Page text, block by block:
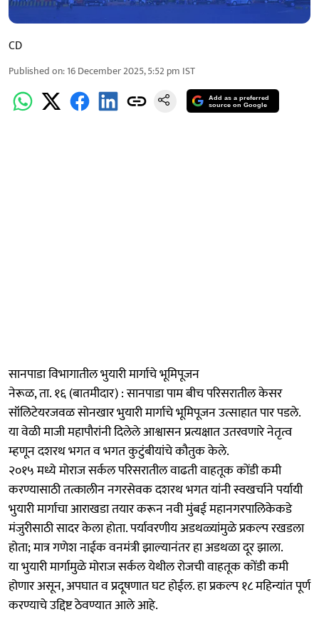
CD
Published on:16 December 2025, 5:52 pm IST
Add as a preferred
source on Google
सानपाडा विभागातील भुयारी मार्गाचे भूमिपूजन
नेरूळ, ता. १६ (बातमीदार) : सानपाडा पाम बीच परिसरातील केसर
सॉलिटेयरजवळ सोनखार भुयारी मार्गाचे भूमिपूजन उत्साहात पार पडले.
या वेळी माजी महापौरांनी दिलेले आश्वासन प्रत्यक्षात उतरवणारे नेतृत्व
म्हणून दशरथ भगत व भगत कुटुंबीयांचे कौतुक केले.
२०१५ मध्ये मोराज सर्कल परिसरातील वाढती वाहतूक कोंडी कमी
करण्यासाठी तत्कालीन नगरसेवक दशरथ भगत यांनी स्वखर्चाने पर्यायी
भुयारी मार्गाचा आराखडा तयार करून नवी मुंबई महानगरपालिकेकडे
मंजुरीसाठी सादर केला होता. पर्यावरणीय अडथळ्यांमुळे प्रकल्प रखडला
होता; मात्र गणेश नाईक वनमंत्री झाल्यानंतर हा अडथळा दूर झाला.
या भुयारी मार्गामुळे मोराज सर्कल येथील रोजची वाहतूक कोंडी कमी
होणार असून, अपघात व प्रदूषणात घट होईल. हा प्रकल्प १८ महिन्यांत पूर्ण
करण्याचे उद्दिष्ट ठेवण्यात आले आहे.